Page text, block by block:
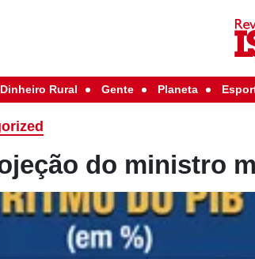
Dinheiro Rural Gente Planeta
do ministro